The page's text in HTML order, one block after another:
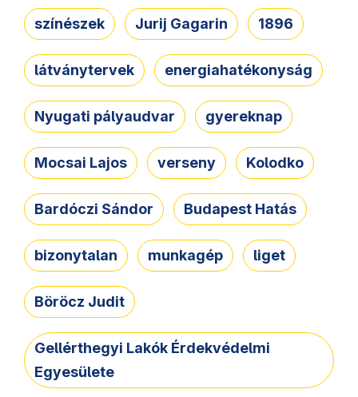
színészek Jurij Gagarin 1896
látványtervek energiahatékonyság
Nyugati pályaudvar gyereknap
Mocsai Lajos verseny Kolodko
Bardóczi Sándor Budapest Hatás
bizonytalan munkagép liget
Böröcz Judit
Gellérthegyi Lakók Érdekvédelmi
Egyesülete